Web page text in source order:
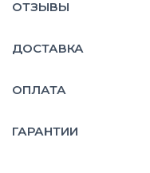
ОТЗЫВЫ
ДОСТАВКА
ОПЛАТА
ГАРАНТИИ